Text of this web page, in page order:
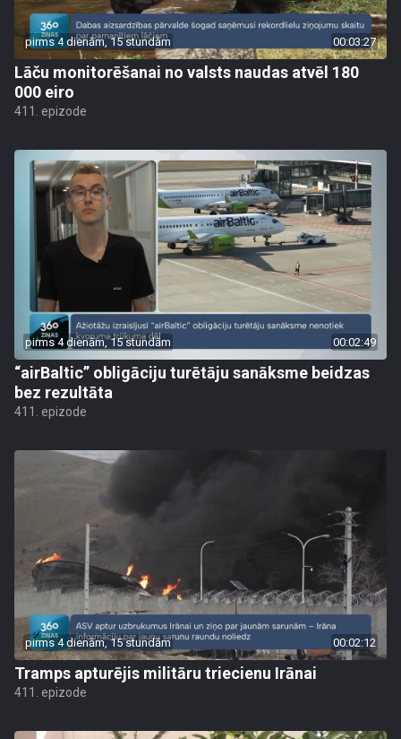
pirms 4 dienām, 15 stundām 00:03:27
Lāču monitorēšanai no valsts naudas atvēl 180
000 eiro
411. epizode
pirms 4 dienām, 15 stundām 00:02:49
“airBaltic” obligāciju turētāju sanāksme beidzas
bez rezultāta
411. epizode
pirms 4 dienām, 15 stundām 00:02:12
Tramps apturējis militāru triecienu Irānai
411. epizode